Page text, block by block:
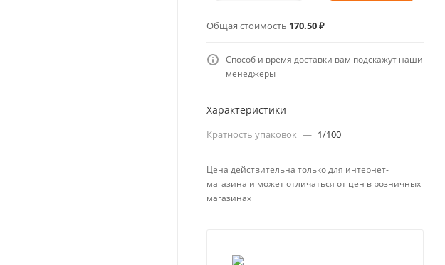
Общая стоимость 170.50 ₽
Способ и время доставки вам подскажут наши
менеджеры
Характеристики
Кратность упаковок — 1/100
Цена действительна только для интернет-
магазина и может отличаться от цен в розничных
магазинах